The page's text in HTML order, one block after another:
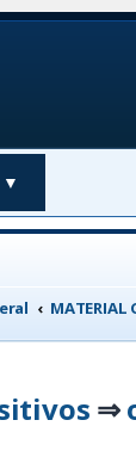
▼
MATERIAL
⇒